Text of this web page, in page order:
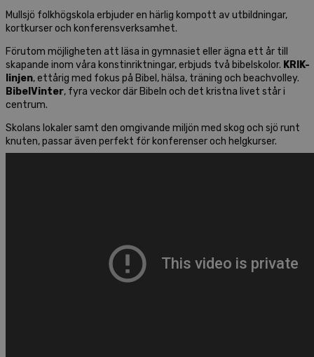
Mullsjö folkhögskola erbjuder en härlig kompott av utbildningar,
kortkurser och konferensverksamhet.
Förutom möjligheten att läsa in gymnasiet eller ägna ett år till
skapande inom våra konstinriktningar, erbjuds två bibelskolor. KRIK-
linjen, ettårig med fokus på Bibel, hälsa, träning och beachvolley.
BibelVinter, fyra veckor där Bibeln och det kristna livet står i
centrum.
Skolans lokaler samt den omgivande miljön med skog och sjö runt
knuten, passar även perfekt för konferenser och helgkurser.